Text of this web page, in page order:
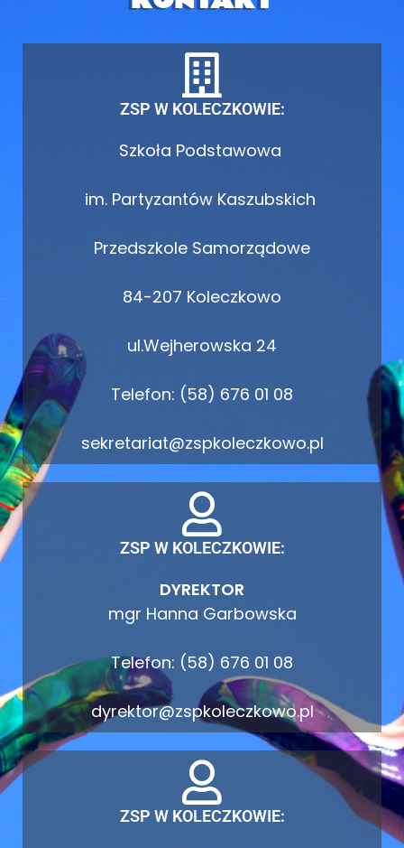
ZSP W KOLECZKOWIE:
Szkoła Podstawowa
im. Partyzantów Kaszubskich
Przedszkole Samorządowe
84-207 Koleczkowo
ul.Wejherowska 24
Telefon: (58) 676 01 08
sekretariat@zspkoleczkowo.pl
ZSP W KOLECZKOWIE:
DYREKTOR
mgr Hanna Garbowska
Telefon: (58) 676 01 08
dyrektor@zspkoleczkowo.pl
ZSP W KOLECZKOWIE: